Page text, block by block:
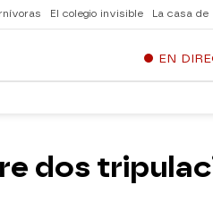
El colegio invisible La casa de
EN
dos